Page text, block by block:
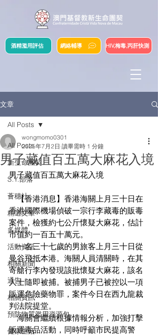
網絡輔導
酒精濫用評估 HIV,梅毒,丙肝快測
文章
All Posts
新生命團契
S.Y.部落
薈穗社
精選文章
多媒體
活動資訊
相關新聞
通告
相關資訊
預防物質濫用資源包
健康生活
All Posts
男子藏值百五萬大麻花入境
wongmomo0301
2025年7月2日 讀畢需時 1 分鐘
男子藏值百五萬大麻花入境
【香港消息】香港海關上月三十日在
香港國際機場偵破一宗行李藏毒的販毒
案件，檢獲約七公斤懷疑大麻花，估計
市值約一百五十萬元。
一名三十七歲的男旅客上月三十日從
曼谷飛抵本港。海關人員清關時，在其
寄艙行李內發現該批懷疑大麻花，該名
人士隨即被捕。被捕男子已被控以一項
販運危險藥物罪，案件今日在西九龍裁
判法院提堂。
海關會繼續根據情報分析，加強打擊
販運毒品活動，同時呼籲市民提高警